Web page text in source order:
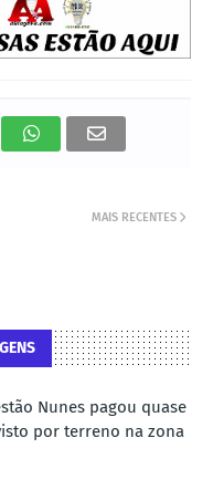
MAIS RECENTES
Nunes pagou quase
por terreno na zona